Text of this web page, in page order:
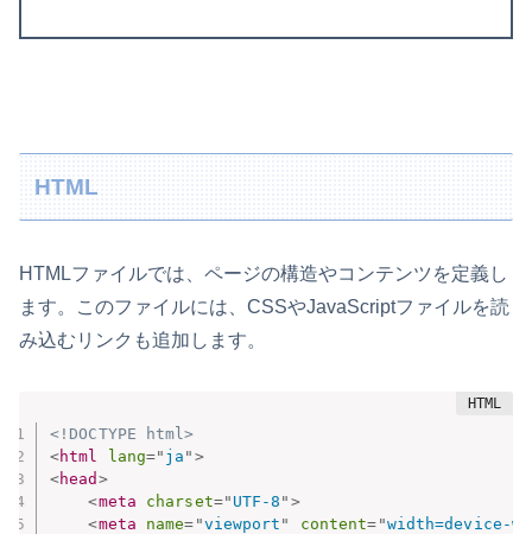
HTML
HTMLファイルでは、ページの構造やコンテンツを定義し
ます。このファイルには、CSSやJavaScriptファイルを読
み込むリンクも追加します。
<!DOCTYPE html>
<html lang=" ja " >
<head >
<meta charset=" UTF-8 " >
<meta name= "viewport " content= "width=device-